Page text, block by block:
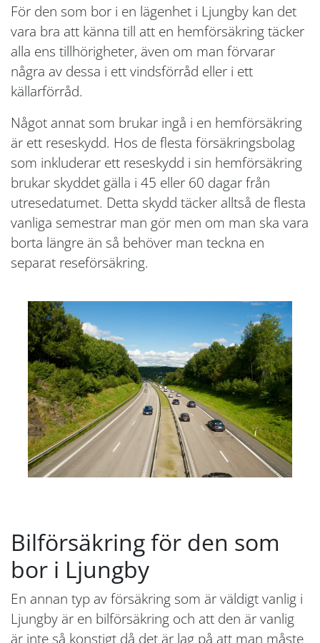
För den som bor i en lägenhet i Ljungby kan det
vara bra att känna till att en hemförsäkring täcker
alla ens tillhörigheter, även om man förvarar
några av dessa i ett vindsförråd eller i ett
källarförråd.
Något annat som brukar ingå i en hemförsäkring
är ett reseskydd. Hos de flesta försäkringsbolag
som inkluderar ett reseskydd i sin hemförsäkring
brukar skyddet gälla i 45 eller 60 dagar från
utresedatumet. Detta skydd täcker alltså de flesta
vanliga semestrar man gör men om man ska vara
borta längre än så behöver man teckna en
separat reseförsäkring.
Bilförsäkring för den som
bor i Ljungby
En annan typ av försäkring som är väldigt vanlig i
Ljungby är en bilförsäkring och att den är vanlig
är inte så konstigt då det är lag på att man måste